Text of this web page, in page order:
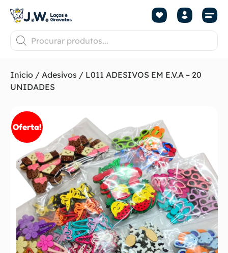
Início / Adesivos / L011 ADESIVOS EM E.V.A – 20
UNIDADES
Oferta!